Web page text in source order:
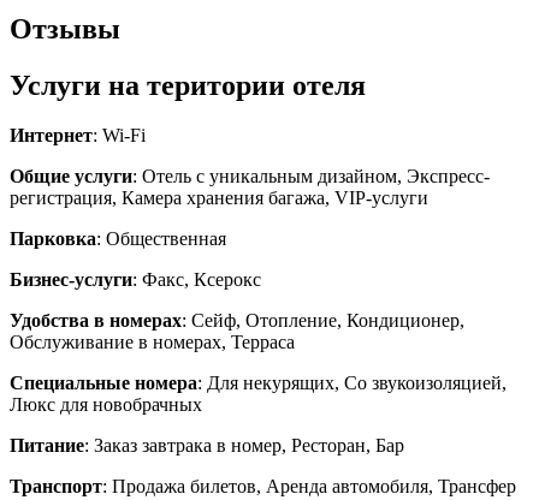
Отзывы
Услуги на територии отеля
Интернет: Wi-Fi
Общие услуги: Отель с уникальным дизайном, Экспресс-
регистрация, Камера хранения багажа, VIP-услуги
Парковка: Общественная
Бизнес-услуги: Факс, Ксерокс
Удобства в номерах: Сейф, Отопление, Кондиционер,
Обслуживание в номерах, Терраса
Специальные номера: Для некурящих, Со звукоизоляцией,
Люкс для новобрачных
Питание: Заказ завтрака в номер, Ресторан, Бар
Транспорт: Продажа билетов, Аренда автомобиля, Трансфер